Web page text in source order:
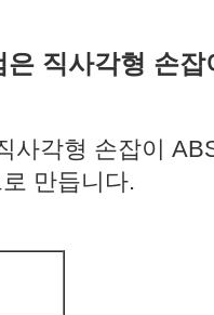
직사각형 손잡
각형 손잡이
만듭니다.